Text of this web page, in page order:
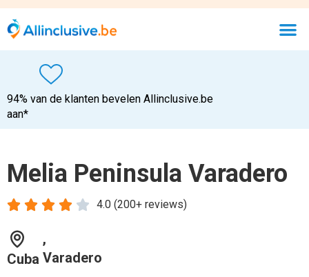
94% van de klanten bevelen Allinclusive.be
aan*
Melia Peninsula Varadero
4.0 (200+ reviews)
    
Cuba
,
Varadero